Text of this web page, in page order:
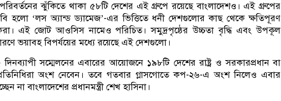
ঝুঁকিতে থাকা ৫৮টি দেশের এই গ্রুপে রয়েছে বাংলাদেশও। এই গ্রুপের
হলো ‘লস অ্যান্ড ড্যামেজ’-এর ভিত্তিতে ধনী দেশগুলোর কাছ থেকে ক্ষতিপূরণ
এই জোট আওসিস নামেও পরিচিত। সমুদ্রপৃষ্ঠের উচ্চতা বৃদ্ধি এবং উপকূল
ভয়াবহ বিপর্যয়ের মধ্যে রয়েছে এই দেশগুলো।
সম্মেলনের এবারের আয়োজনে ১৯৮টি দেশের রাষ্ট্র ও সরকারপ্রধান বা
অংশ নেবেন। তবে গতবার গ্লাসগোতে কপ-২৬-এ অংশ নিলেও এবার
না বাংলাদেশের প্রধানমন্ত্রী শেখ হাসিনা।